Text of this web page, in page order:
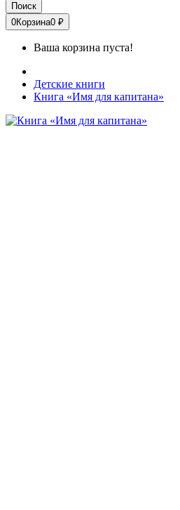
Поиск
0Корзина0 ₽
Ваша корзина пуста!
Детские книги
Книга «Имя для капитана»